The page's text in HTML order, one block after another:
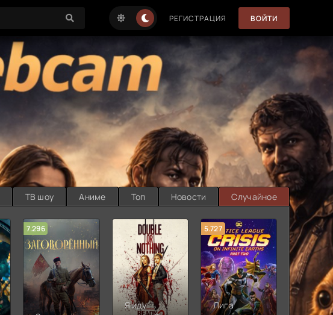
РЕГИСТРАЦИЯ ВОЙТИ
ТВ шоу Аниме Топ Новости Случайное
7.296
Я иду
5.727
Лига
8.889